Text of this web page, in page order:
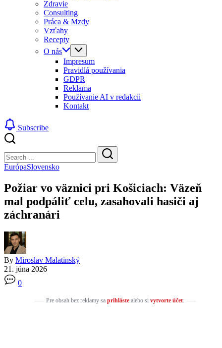
Zdravie
Consulting
Práca & Mzdy
Vzťahy
Recepty
O nás
Impresum
Pravidlá používania
GDPR
Reklama
Používanie AI v redakcii
Kontakt
Subscribe
Search
Search
EurópaSlovensko
Požiar vo väznici pri Košiciach: Väzeň
mal podpáliť celu, zasahovali hasiči aj
záchranári
By Miroslav Malatinský
21. júna 2026
0
Pre obsah bez reklamy sa prihlástealebo si vytvorte účet.